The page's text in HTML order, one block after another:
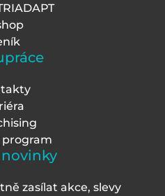
zasílat akce, slevy